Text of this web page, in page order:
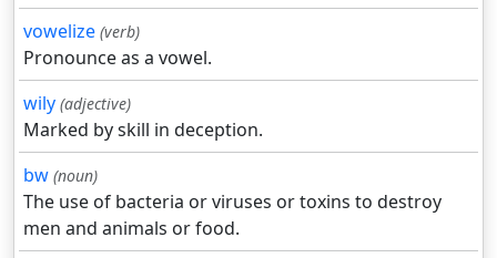
vowelize (verb)
Pronounce as a vowel.
wily (adjective)
Marked by skill in deception.
bw (noun)
The use of bacteria or viruses or toxins to destroy
men and animals or food.